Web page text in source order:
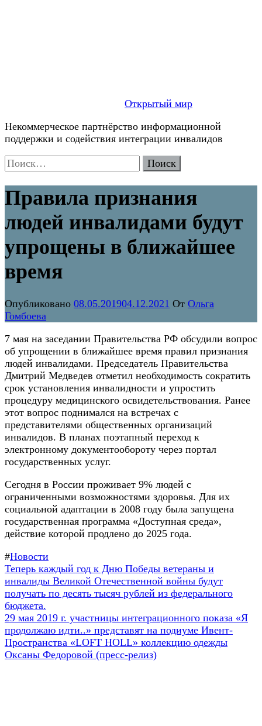
Открытый мир
Некоммерческое партнёрство информационной
поддержки и содействия интеграции инвалидов
Найти:
Правила признания
людей инвалидами будут
упрощены в ближайшее
время
Опубликовано 08.05.201904.12.2021 От Ольга
Гомбоева
7 мая на заседании Правительства РФ обсудили вопрос
об упрощении в ближайшее время правил признания
людей инвалидами. Председатель Правительства
Дмитрий Медведев отметил необходимость сократить
срок установления инвалидности и упростить
процедуру медицинского освидетельствования. Ранее
этот вопрос поднимался на встречах с
представителями общественных организаций
инвалидов. В планах поэтапный переход к
электронному документообороту через портал
государственных услуг.
Сегодня в России проживает 9% людей с
ограниченными возможностями здоровья. Для их
социальной адаптации в 2008 году была запущена
государственная программа «Доступная среда»,
действие которой продлено до 2025 года.
#Новости
Навигация
по
записям
Предыдущая
запись:
Теперь каждый год к Дню Победы ветераны и
инвалиды Великой Отечественной войны будут
получать по десять тысяч рублей из федерального
бюджета.
Следующая
запись:
29 мая 2019 г. участницы интеграционного показа «Я
продолжаю идти..» представят на подиуме Ивент-
Пространства «LOFT HOLL» коллекцию одежды
Оксаны Федоровой (пресс-релиз)